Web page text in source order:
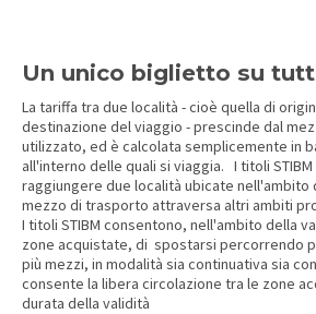
Un unico biglietto su
La tariffa tra due località - cioè quella di
destinazione del viaggio - prescinde dal
utilizzato, ed è calcolata semplicemente in
all'interno delle quali si viaggia. I titoli
raggiungere due località ubicate nell'ambito
mezzo di trasporto attraversa altri ambiti
I titoli STIBM consentono, nell'ambito della
zone acquistate, di spostarsi percorrendo
più mezzi, in modalità sia continuativa sia
consente la libera circolazione tra le zone
durata della validità